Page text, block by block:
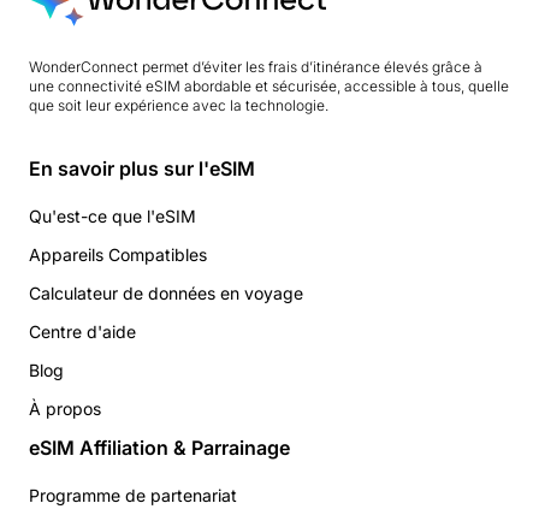
WonderConnect permet d’éviter les frais d’itinérance élevés grâce à
une connectivité eSIM abordable et sécurisée, accessible à tous, quelle
que soit leur expérience avec la technologie.
En savoir plus sur l'eSIM
Qu'est-ce que l'eSIM
Appareils Compatibles
Calculateur de données en voyage
Centre d'aide
Blog
À propos
eSIM Affiliation & Parrainage
Programme de partenariat